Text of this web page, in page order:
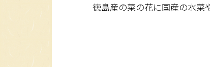
徳島産の菜の花に国産の水菜